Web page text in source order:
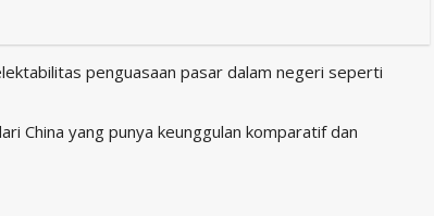
penguasaan pasar dalam negeri seperti
China yang punya keunggulan komparatif dan